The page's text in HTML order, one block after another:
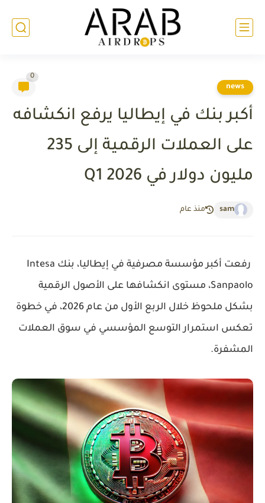
news
0
أكبر بنك في إيطاليا يرفع انكشافه
على العملات الرقمية إلى 235
مليون دولار في Q1 2026
sam منذ عام
رفعت أكبر مؤسسة مصرفية في إيطاليا، بنك Intesa
Sanpaolo، مستوى انكشافها على الأصول الرقمية
بشكل ملحوظ خلال الربع الأول من عام 2026، في خطوة
تعكس استمرار التوسع المؤسسي في سوق العملات
المشفرة.